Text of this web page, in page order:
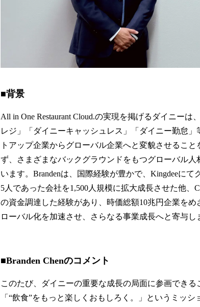
■背景
All in One Restaurant Cloud.の実現を掲げるダイニー
レジ」「ダイニーキャッシュレス」「ダイニー勤怠
トアップ企業からグローバル企業へと変貌させるこ
ず、さまざまなバックグラウンドをもつグローバル
います。Brandenは、国際経験が豊かで、Kingdeeにて
5人であった会社を1,500人規模に拡大成長させた他、
の資金調達した経験があり、時価総額10兆円企業を
ローバル化を加速させ、さらなる事業成長へと寄与し
■Branden Chenのコメント
このたび、ダイニーの重要な成長の局面に参画でき
「“飲食”をもっと楽しくおもしろく。」というミッ